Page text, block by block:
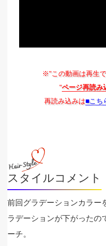
※"この動画は再生
"ページ再読み
再読み込みは■こち
スタイルコメント
前回グラデーションカラー
ラデーションが下がったの
ーチ。